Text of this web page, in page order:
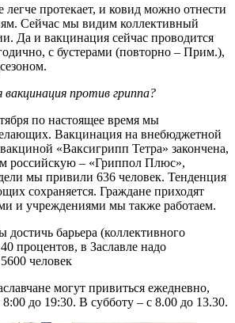
легче протекает, и ковид можно отнести
Сейчас мы видим коллективный
Да и вакцинация сейчас проводится
с бустерами (повторно – Прим.),
против гриппа?
по настоящее время мы
Вакцинация на внебюджетной
«Ваксигрипп Тетра» закончена,
российскую – «Гриппол Плюс»,
мы привили 636 человек. Тенденция
сохраняется. Граждане приходят
и учреждениями мы также работаем.
достичь барьера (коллективного
процентов, в Заславле надо
человек
могут привиться ежедневно,
8:00 до 19:30. В субботу – с 8.00 до 13.30.